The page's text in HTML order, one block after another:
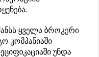
ყველა ბროკერი
კომპანიაში
უნდა